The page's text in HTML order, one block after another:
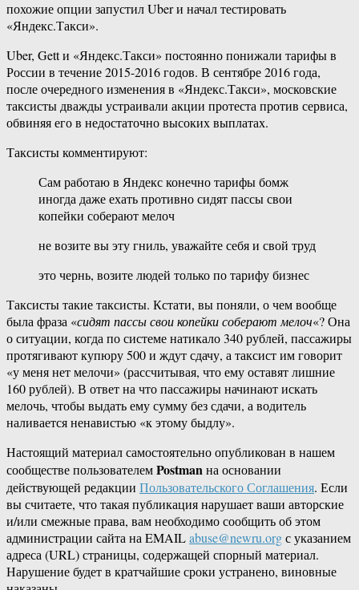
похожие опции запустил Uber и начал тестировать
«Яндекс.Такси».
Uber, Gett и «Яндекс.Такси» постоянно понижали тарифы в
России в течение 2015-2016 годов. В сентябре 2016 года,
после очередного изменения в «Яндекс.Такси», московские
таксисты дважды устраивали акции протеста против сервиса,
обвиняя его в недостаточно высоких выплатах.
Таксисты комментируют:
Сам работаю в Яндекс конечно тарифы бомж
иногда даже ехать противно сидят пассы свои
копейки соберают мелоч
не возите вы эту гниль, уважайте себя и свой труд
это чернь, возите людей только по тарифу бизнес
Таксисты такие таксисты. Кстати, вы поняли, о чем вообще
была фраза «сидят пассы свои копейки соберают мелоч«? Она
о ситуации, когда по системе натикало 340 рублей, пассажиры
протягивают купюру 500 и ждут сдачу, а таксист им говорит
«у меня нет мелочи» (рассчитывая, что ему оставят лишние
160 рублей). В ответ на что пассажиры начинают искать
мелочь, чтобы выдать ему сумму без сдачи, а водитель
наливается ненавистью «к этому быдлу».
Настоящий материал самостоятельно опубликован в нашем
сообществе пользователемPostmanна основании
действующей редакции Пользовательского Соглашения. Если
вы считаете, что такая публикация нарушает ваши авторские
и/или смежные права, вам необходимо сообщить об этом
администрации сайта на EMAILabuse@newru.orgс указанием
адреса (URL) страницы, содержащей спорный материал.
Нарушение будет в кратчайшие сроки устранено, виновные